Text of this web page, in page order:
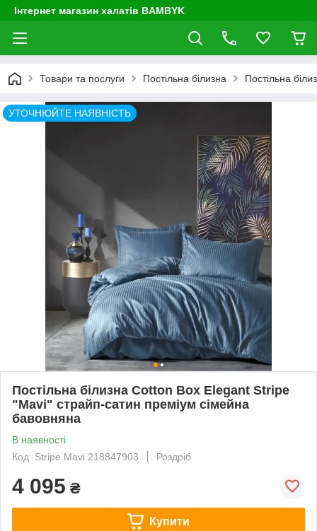
Інтернет магазин халатів BAMBYK
Товари та послуги Постільна білизна Постільна
УТОЧНЮЙТЕ НАЯВНІСТЬ
Постільна білизна Cotton Box Elegant Stripe
"Mavi" страйп-сатин преміум сімейна
бавовняна
В наявності
Код: Stripe Mavi 218847903
Роздріб
4 095 ₴
Купити